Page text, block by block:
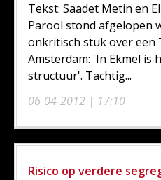
06-04-2012 | 17:10
Tekst: Saadet Metin en
Parool stond afgelopen
onkritisch stuk over een
Amsterdam: 'In Ekmel is
structuur'. Tachtig...
Risico op verdere